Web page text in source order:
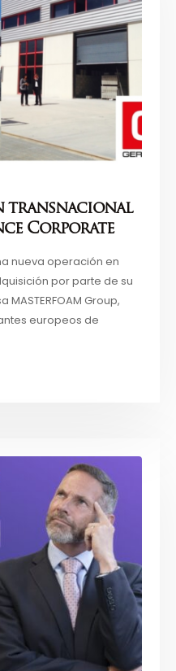
transnacional
Corporate
nueva operación en
por parte de su
Group,
europeos de